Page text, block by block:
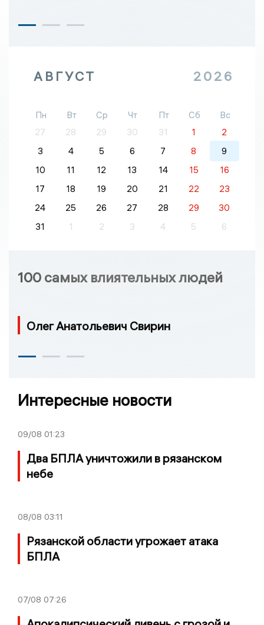
АВГУСТ 2026
Пн Вт Ср Чт Пт Сб
Вс
27
28 29 30 31 1
2
3
4 5 6 7 8
9
10
11 12 13 14 15
16
17
18 19 20 21 22
23
24
25 26 27 28 29
30
31
1 2 3 4 5 6
100 самых влиятельных людей
Олег Анатольевич Свирин
Интересные новости
09/08 01:23
Два БПЛА уничтожили в рязанском
небе
08/08 03:11
Рязанской области угрожает атака
БПЛА
07/08 07:26